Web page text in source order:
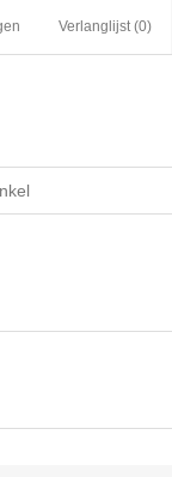
Verlanglijst (0)